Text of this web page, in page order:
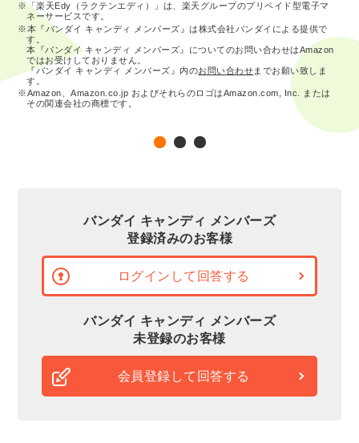
※「楽天Edy（ラクテンエディ）」は、楽天グループのプリペイド型電子マ
ネーサービスです。
※本『バンダイ キャンディ メンバーズ』は株式会社バンダイによる提供で
す。
本『バンダイ キャンディ メンバーズ』についてのお問い合わせはAmazon
ではお受けしておりません。
『バンダイ キャンディ メンバーズ』内のお問い合わせまでお願い致しま
す。
※Amazon、Amazon.co.jp およびそれらのロゴはAmazon.com, Inc. または
その関連会社の商標です。
バンダイ キャンディ メンバーズ
登録済みのお客様
ログインして回答する
バンダイ キャンディ メンバーズ
未登録のお客様
会員登録して回答する